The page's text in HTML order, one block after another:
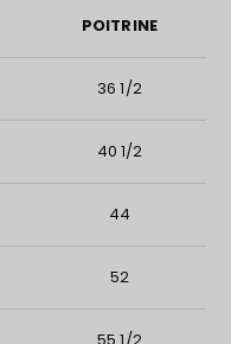
POITRINE
36 1/2
40 1/2
44
52